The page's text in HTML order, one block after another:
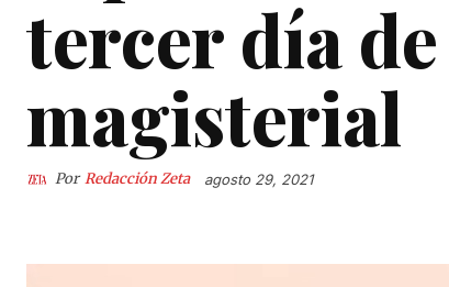
tercer día
magisterial
Por Redacción Zeta agosto 29, 2021